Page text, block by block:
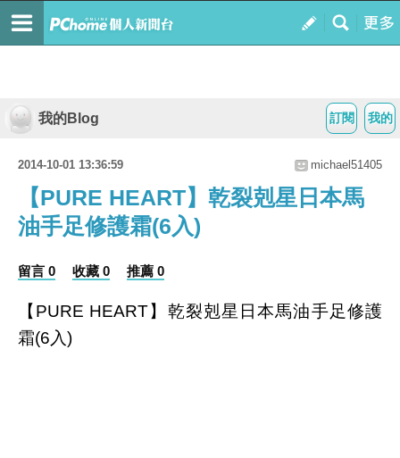
我的
訂閱
我的Blog
2014-10-01 13:36:59 michael51405
【PURE HEART】乾裂剋星日本馬
油手足修護霜(6入)
留言 0 收藏 0 推薦 0
【PURE HEART】乾裂剋星日本馬油手足修護
霜(6入)